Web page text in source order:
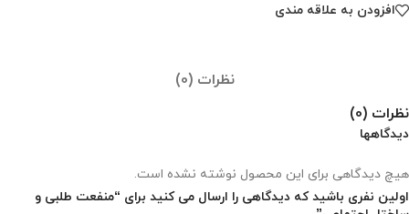
افزودن به علاقه مندی
نظرات (0)
نظرات (0)
دیدگاهها
هیچ دیدگاهی برای این محصول نوشته نشده است.
اولین نفری باشید که دیدگاهی را ارسال می کنید برای “منفعت طلبی و